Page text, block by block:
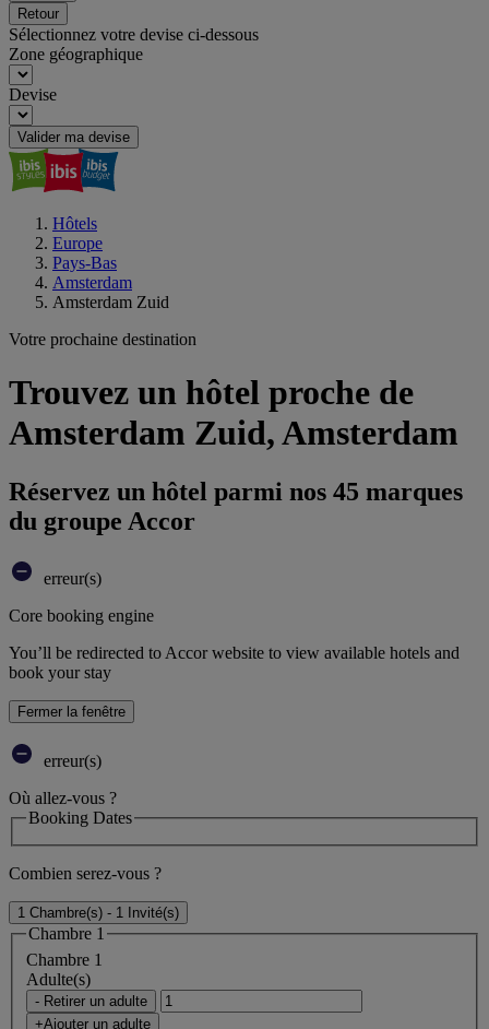
Retour
Sélectionnez votre devise ci-dessous
Zone géographique
Devise
Valider ma devise
Hôtels
Europe
Pays-Bas
Amsterdam
Amsterdam Zuid
Votre prochaine destination
Trouvez un hôtel proche de
Amsterdam Zuid, Amsterdam
Réservez un hôtel parmi nos 45 marques
du groupe Accor
erreur(s)
Core booking engine
You’ll be redirected to Accor website to view available hotels and
book your stay
Fermer la fenêtre
erreur(s)
Où allez-vous ?
Booking Dates
Combien serez-vous ?
1 Chambre(s) - 1 Invité(s)
Chambre 1
Chambre 1
Adulte(s)
- Retirer un adulte
+Ajouter un adulte